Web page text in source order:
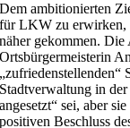
Dem ambitionierten
für LKW zu erwirken,
näher gekommen. Die
Ortsbürgermeisterin
„zufriedenstellenden“
Stadtverwaltung in der
angesetzt“ sei, aber
positiven Beschluss